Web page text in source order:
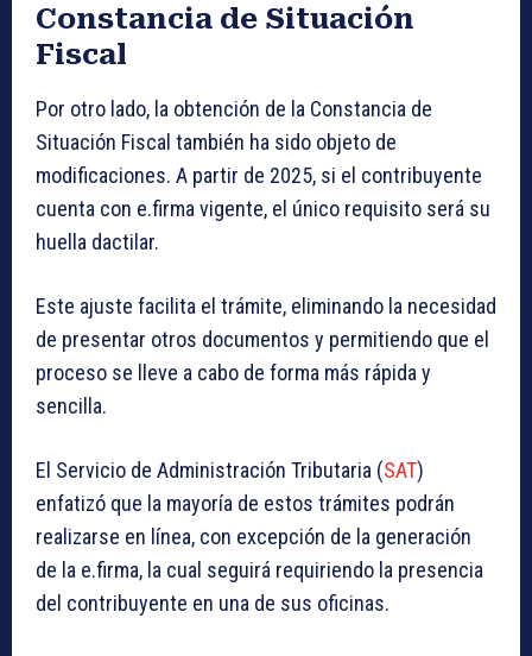
Constancia de Situación
Fiscal
Por otro lado, la obtención de la Constancia de
Situación Fiscal también ha sido objeto de
modificaciones. A partir de 2025, si el contribuyente
cuenta con e.firma vigente, el único requisito será su
huella dactilar.
Este ajuste facilita el trámite, eliminando la necesidad
de presentar otros documentos y permitiendo que el
proceso se lleve a cabo de forma más rápida y
sencilla.
El Servicio de Administración Tributaria (SAT)
enfatizó que la mayoría de estos trámites podrán
realizarse en línea, con excepción de la generación
de la e.firma, la cual seguirá requiriendo la presencia
del contribuyente en una de sus oficinas.